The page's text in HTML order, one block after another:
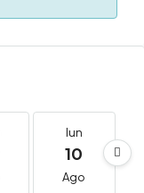
lun
10
Ago